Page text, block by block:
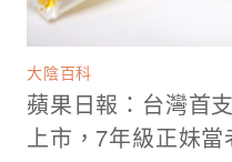
大陰百科
蘋果日報：台灣首
上市，7年級正妹